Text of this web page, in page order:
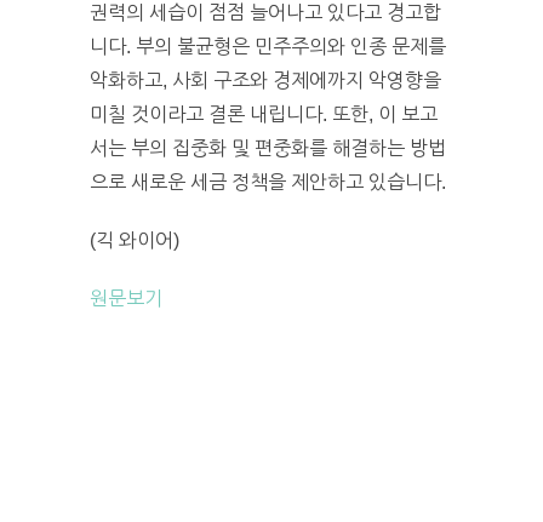
권력의 세습이 점점 늘어나고 있다고 경고합
니다. 부의 불균형은 민주주의와 인종 문제를
악화하고, 사회 구조와 경제에까지 악영향을
미칠 것이라고 결론 내립니다. 또한, 이 보고
서는 부의 집중화 및 편중화를 해결하는 방법
으로 새로운 세금 정책을 제안하고 있습니다.
(긱 와이어)
원문보기